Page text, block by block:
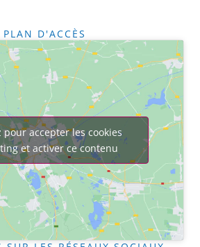
PLAN D'ACCÈS
pour accepter les cookies
et activer ce contenu